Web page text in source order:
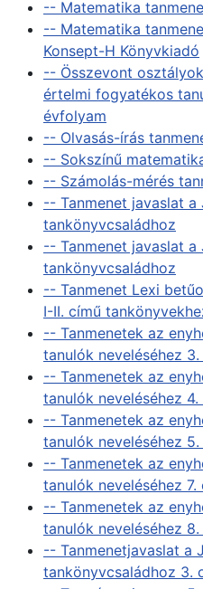
-- Matematika
-- Matematika
Konsept-H Könyvkiadó
-- Összevont
értelmi fogyatékos
évfolyam
-- Olvasás-írás
-- Sokszínű
-- Számolás-mérés
-- Tanmenet javaslat a
tankönyvcsaládhoz
-- Tanmenet javaslat a
tankönyvcsaládhoz
-- Tanmenet Lexi
I-II. című
-- Tanmenetek az
tanulók neveléséhez
-- Tanmenetek az
tanulók neveléséhez
-- Tanmenetek az
tanulók neveléséhez
-- Tanmenetek az
tanulók neveléséhez
-- Tanmenetek az
tanulók neveléséhez
-- Tanmenetjavaslat a
tankönyvcsaládhoz 3.